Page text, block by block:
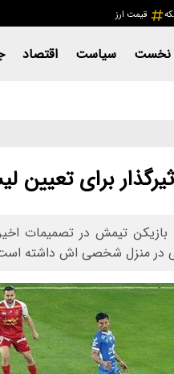
قیمت ارز
نخست سیاست اقتصاد
برای
تیمش در تصمیمات اخیر
در منزل شخصی اش داشته